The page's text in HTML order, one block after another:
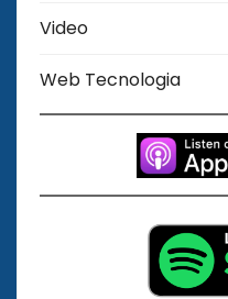
Video
Web Tecnologia